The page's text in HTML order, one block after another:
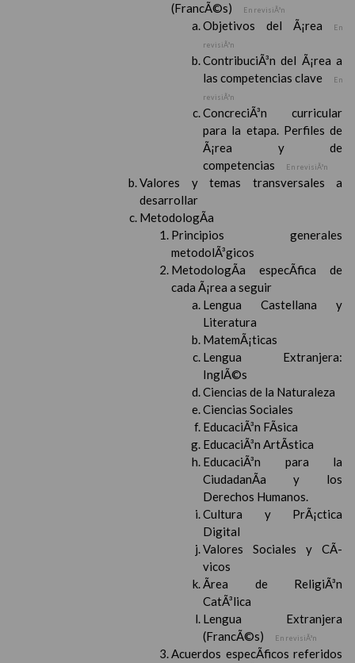
(FrancÃ©s) En revisiÃ³n
Objetivos del Ã¡rea
En
revisiÃ³n
ContribuciÃ³n del Ã¡rea a
las competencias clave
En
revisiÃ³n
ConcreciÃ³n curricular
para la etapa. Perfiles de
Ã¡rea y de
competencias
En revisiÃ³n
Valores y temas transversales a
desarrollar
MetodologÃ­a
Principios generales
metodolÃ³gicos
MetodologÃ­a especÃ­fica de
cada Ã¡rea a seguir
Lengua Castellana y
Literatura
MatemÃ¡ticas
Lengua Extranjera:
InglÃ©s
Ciencias de la Naturaleza
Ciencias Sociales
EducaciÃ³n FÃ­sica
EducaciÃ³n ArtÃ­stica
EducaciÃ³n para la
CiudadanÃ­a y los
Derechos Humanos.
Cultura y PrÃ¡ctica
Digital
Valores Sociales y CÃ­
vicos
Ãrea de ReligiÃ³n
CatÃ³lica
Lengua Extranjera
(FrancÃ©s)
En revisiÃ³n
Acuerdos especÃ­ficos referidos